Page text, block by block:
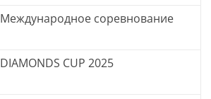
Международное соревнование
DIAMONDS CUP 2025